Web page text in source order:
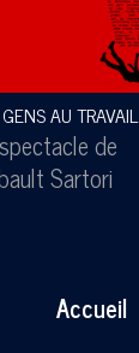
AU TRAVAIL
de
Sartori
Accueil